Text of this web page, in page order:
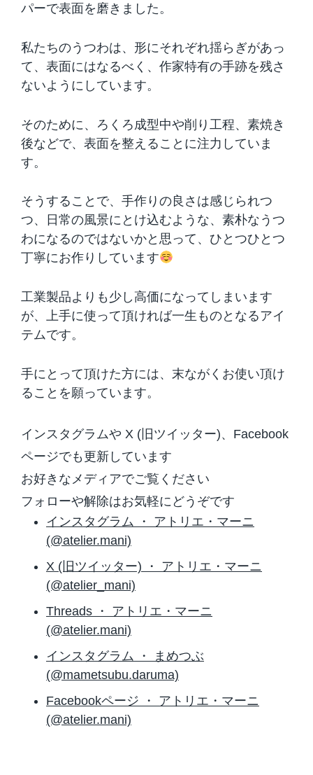
パーで表面を磨きました。
私たちのうつわは、形にそれぞれ揺らぎがあっ
て、表面にはなるべく、作家特有の手跡を残さ
ないようにしています。
そのために、ろくろ成型中や削り工程、素焼き
後などで、表面を整えることに注力していま
す。
そうすることで、手作りの良さは感じられつ
つ、日常の風景にとけ込むような、素朴なうつ
わになるのではないかと思って、ひとつひとつ
丁寧にお作りしています
工業製品よりも少し高価になってしまいます
が、上手に使って頂ければ一生ものとなるアイ
テムです。
手にとって頂けた方には、末ながくお使い頂け
ることを願っています。
インスタグラムや X (旧ツイッター)、Facebook
ページでも更新しています
お好きなメディアでご覧ください
フォローや解除はお気軽にどうぞです
インスタグラム ・ アトリエ・マーニ
(@atelier.mani)
X (旧ツイッター) ・ アトリエ・マーニ
(@atelier_mani)
Threads ・ アトリエ・マーニ
(@atelier.mani)
インスタグラム ・ まめつぶ
(@mametsubu.daruma)
Facebookページ ・ アトリエ・マーニ
(@atelier.mani)